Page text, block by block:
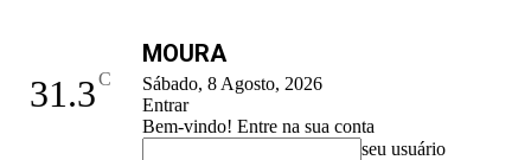
31.3C
MOURA
Sábado, 8 Agosto, 2026
Entrar
Bem-vindo! Entre na sua conta
seu usuário